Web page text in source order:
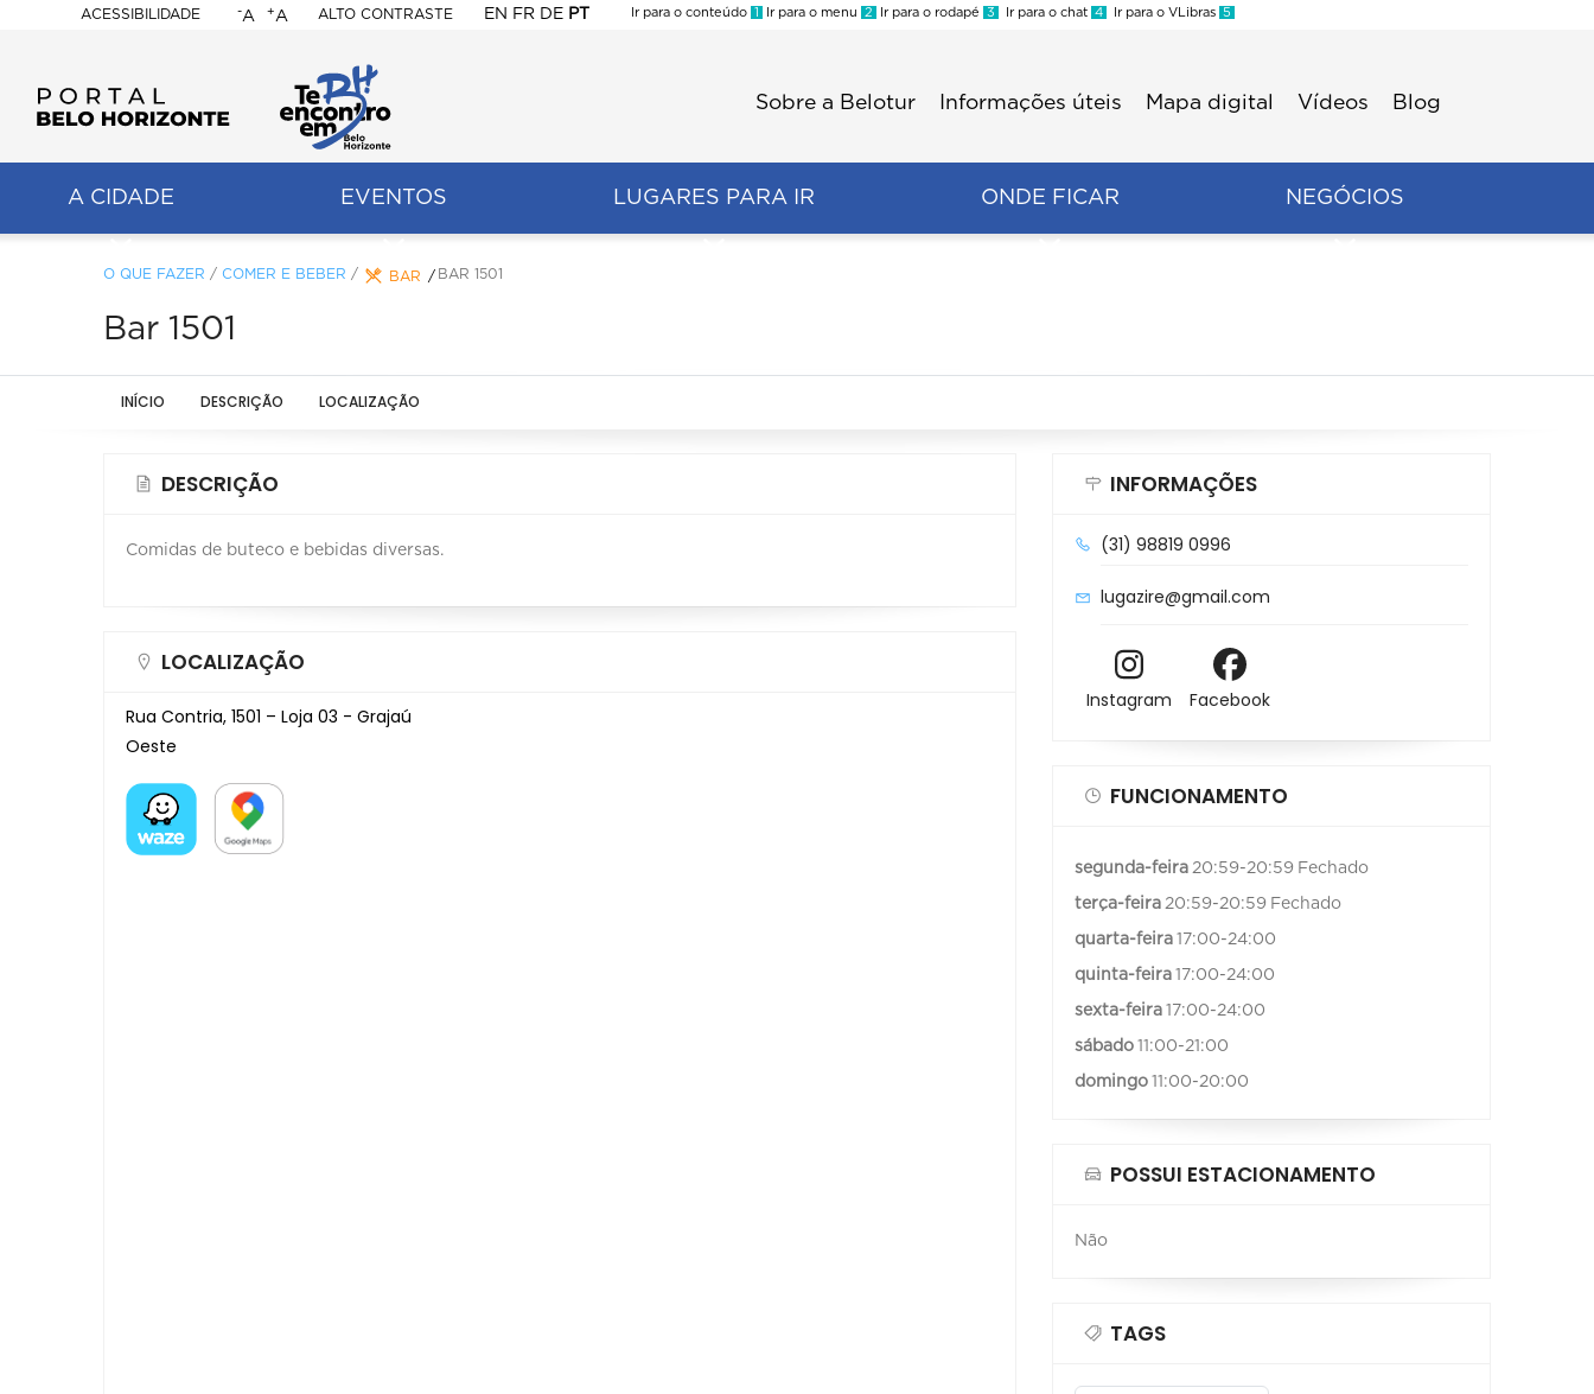
ACESSIBILIDADE
BELO
HORIZONTE
-A +A ALTO CONTRASTE EN FR DE PT
Ir para o conteúdo 1 Ir para o menu 2 Ir para o rodapé 3 Ir para o chat 4 Ir para o VLibras 5
Sobre a Belotur Informações úteis Mapa digital Vídeos Blog
A CIDADE EVENTOS LUGARES PARA IR ONDE FICAR NEGÓCIOS
O QUE FAZER / COMER E BEBER / BAR BAR 1501
Bar 1501
INÍCIO DESCRIÇÃO LOCALIZAÇÃO
DESCRIÇÃO
Comidas de buteco e bebidas diversas.
LOCALIZAÇÃO
Rua Contria, 1501 – Loja 03 - Grajaú
Oeste
INFORMAÇÕES
(31) 98819 0996
lugazire@gmail.com
Instagram Facebook
FUNCIONAMENTO
segunda-feira 20:59-20:59 Fechado
terça-feira 20:59-20:59 Fechado
quarta-feira 17:00-24:00
quinta-feira 17:00-24:00
sexta-feira 17:00-24:00
sábado 11:00-21:00
domingo 11:00-20:00
POSSUI ESTACIONAMENTO
Não
TAGS